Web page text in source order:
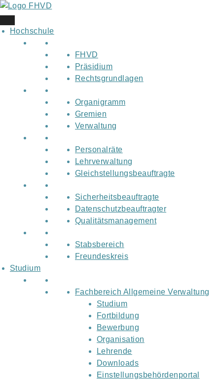
Skip
to
content
Hochschule
FHVD
Präsidium
Rechtsgrundlagen
Organigramm
Gremien
Verwaltung
Personalräte
Lehrverwaltung
Gleichstellungsbeauftragte
Sicherheitsbeauftragte
Datenschutzbeauftragter
Qualitätsmanagement
Stabsbereich
Freundeskreis
Studium
Fachbereich Allgemeine Verwaltung
Studium
Fortbildung
Bewerbung
Organisation
Lehrende
Downloads
Einstellungsbehördenportal